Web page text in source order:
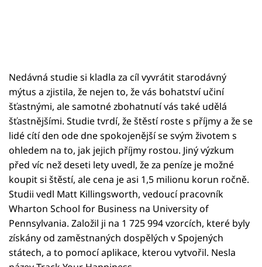
Nedávná studie si kladla za cíl vyvrátit starodávný
mýtus a zjistila, že nejen to, že vás bohatství učiní
šťastnými, ale samotné zbohatnutí vás také udělá
šťastnějšími. Studie tvrdí, že štěstí roste s příjmy a že se
lidé cítí den ode dne spokojenější se svým životem s
ohledem na to, jak jejich příjmy rostou. Jiný výzkum
před víc než deseti lety uvedl, že za peníze je možné
koupit si štěstí, ale cena je asi 1,5 milionu korun ročně.
Studii vedl Matt Killingsworth, vedoucí pracovník
Wharton School for Business na University of
Pennsylvania. Založil ji na 1 725 994 vzorcích, které byly
získány od zaměstnaných dospělých v Spojených
státech, a to pomocí aplikace, kterou vytvořil. Nesla